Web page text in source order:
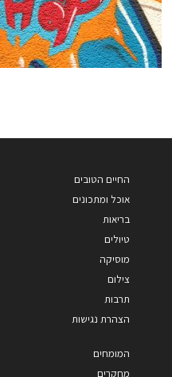
החיים הטובים
אוכל ומתכונים
בריאות
טיולים
מוסיקה
צילום
תרבות
הצהרת נגישות
המומחים
מחקרים